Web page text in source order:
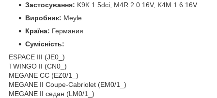
Застосування: K9K 1.5dci, M4R 2.0 16V, K4M 1.6 16V
Виробник: Meyle
Країна: Германия
Сумісність:
ESPACE III (JE0_)
TWINGO II (CN0_)
MEGANE CC (EZ0/1_)
MEGANE II Coupe-Cabriolet (EM0/1_)
MEGANE II седан (LM0/1_)